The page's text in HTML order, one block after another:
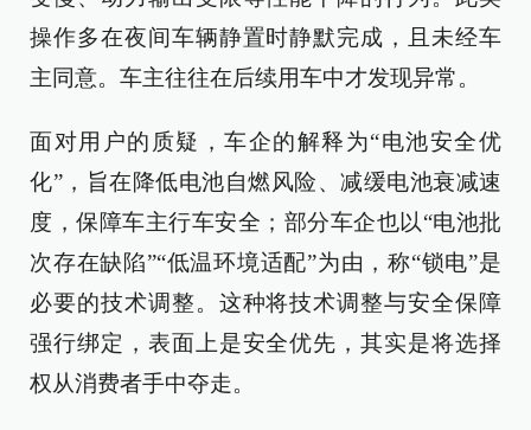
操作多在夜间车辆静置时静默完成，且未经车
主同意。车主往往在后续用车中才发现异常。
面对用户的质疑，车企的解释为“电池安全优
化”，旨在降低电池自燃风险、减缓电池衰减速
度，保障车主行车安全；部分车企也以“电池批
次存在缺陷”“低温环境适配”为由，称“锁电”是
必要的技术调整。这种将技术调整与安全保障
强行绑定，表面上是安全优先，其实是将选择
权从消费者手中夺走。